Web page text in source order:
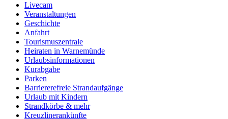
Livecam
Veranstaltungen
Geschichte
Anfahrt
Tourismuszentrale
Heiraten in Warnemünde
Urlaubsinformationen
Kurabgabe
Parken
Barriererefreie Strandaufgänge
Urlaub mit Kindern
Strandkörbe & mehr
Kreuzlinerankünfte